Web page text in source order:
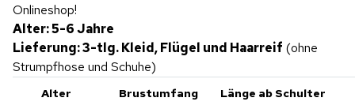
Onlineshop!
Alter: 5-6 Jahre
Lieferung: 3-tlg. Kleid, Flügel und Haarreif (ohne
Strumpfhose und Schuhe)
Alter Brustumfang Länge ab Schulter